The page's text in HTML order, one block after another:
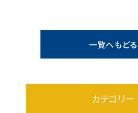
一覧へもどる
カテゴリー